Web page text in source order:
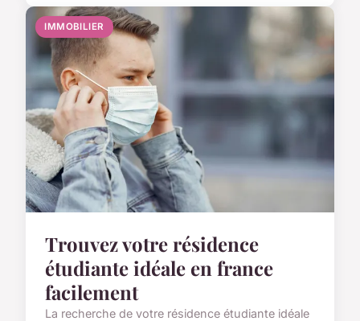
IMMOBILIER
Trouvez votre résidence
étudiante idéale en france
facilement
La recherche de votre résidence étudiante idéale